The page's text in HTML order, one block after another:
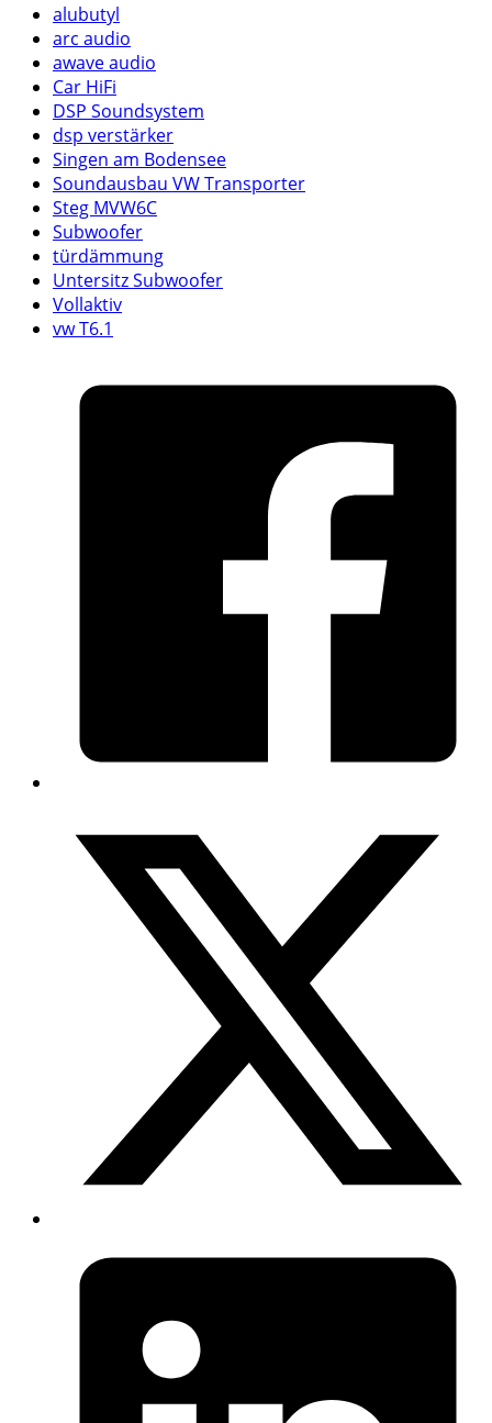
alubutyl
arc audio
awave audio
Car HiFi
DSP Soundsystem
dsp verstärker
Singen am Bodensee
Soundausbau VW Transporter
Steg MVW6C
Subwoofer
türdämmung
Untersitz Subwoofer
Vollaktiv
vw T6.1